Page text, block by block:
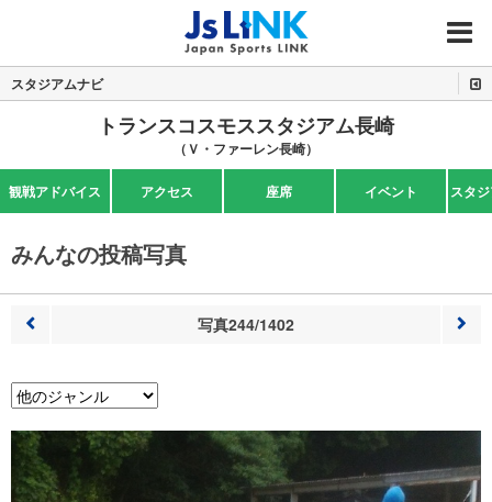
MENU
スタジアムナビ
トランスコスモススタジアム長崎
（Ｖ・ファーレン長崎）
観戦アドバイス アクセス 座席 イベント スタ
みんなの投稿写真
写真244/1402